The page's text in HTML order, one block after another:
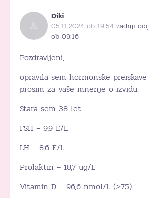
Diki
05.11.2024 ob 19:54 zadnji
ob 09:16
Pozdravljeni,
opravila sem hormonske
prosim za vaše mnenje o izvidu.
Stara sem 38 let
FSH – 9,9 E/L
LH – 8,6 E/L
Prolaktin – 18,7 ug/L
Vitamin D – 96,6 nmol/L (>75)